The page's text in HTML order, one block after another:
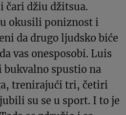
čari džiu džitsua.
okusili poniznost i
da drugo ljudsko biće
vas onesposobi. Luis
spustio na
trenirajući tri, četiri
su se u sport. I to je